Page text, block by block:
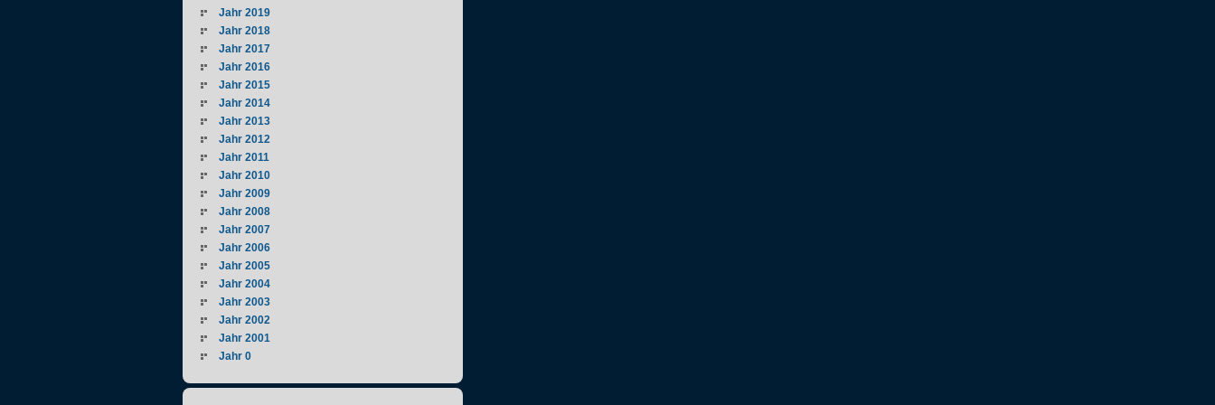
Jahr 2019
Jahr 2018
Jahr 2017
Jahr 2016
Jahr 2015
Jahr 2014
Jahr 2013
Jahr 2012
Jahr 2011
Jahr 2010
Jahr 2009
Jahr 2008
Jahr 2007
Jahr 2006
Jahr 2005
Jahr 2004
Jahr 2003
Jahr 2002
Jahr 2001
Jahr 0